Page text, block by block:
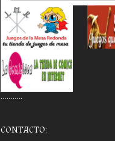
………..
CONTACTO: